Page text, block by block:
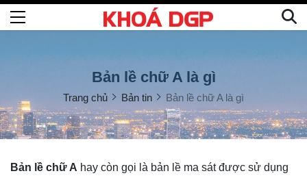
Bản lề chữ A là gì
Trang chủ Bản tin Bản lề chữ A là gì
Bản lề chữ A hay còn gọi là bản lề ma sát được sử dụng